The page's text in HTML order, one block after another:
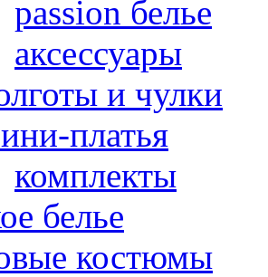
passion белье
аксессуары
и чулки
платья
комплекты
белье
костюмы